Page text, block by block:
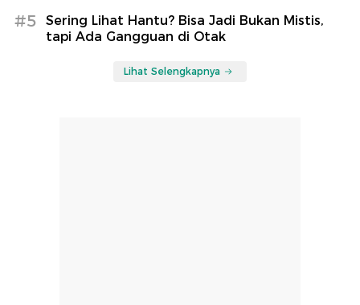
#5
Sering Lihat Hantu? Bisa Jadi Bukan Mistis,
tapi Ada Gangguan di Otak
Lihat Selengkapnya